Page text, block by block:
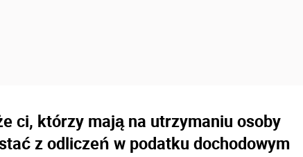
ci, którzy mają na utrzymaniu osoby
z odliczeń w podatku dochodowym